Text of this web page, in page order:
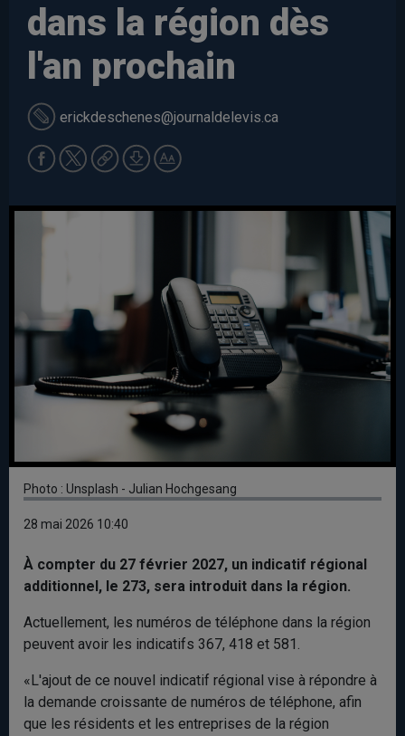
dans la région dès
l'an prochain
erickdeschenes@journaldelevis.ca
Photo : Unsplash - Julian Hochgesang
28 mai 2026 10:40
À compter du 27 février 2027, un indicatif régional
additionnel, le 273, sera introduit dans la région.
Actuellement, les numéros de téléphone dans la région
peuvent avoir les indicatifs 367, 418 et 581.
«L'ajout de ce nouvel indicatif régional vise à répondre à
la demande croissante de numéros de téléphone, afin
que les résidents et les entreprises de la région